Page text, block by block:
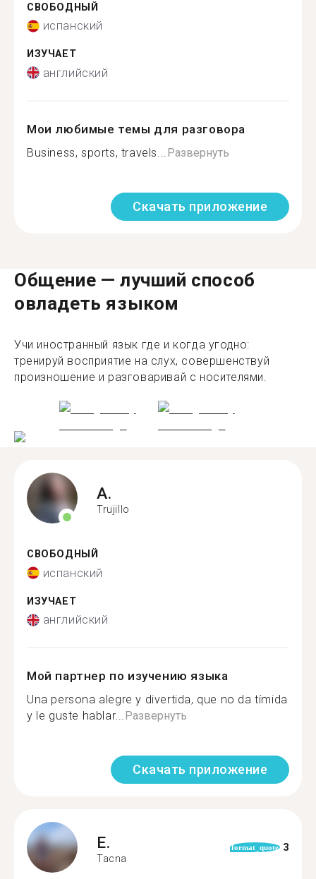
СВОБОДНЫЙ
испанский
ИЗУЧАЕТ
английский
Мои любимые темы для разговора
Business, sports, travels... Развернуть
Скачать приложение
Общение — лучший способ
овладеть языком
Учи иностранный язык где и когда угодно:
тренируй восприятие на слух, совершенствуй
произношение и разговаривай с носителями.
A.
Trujillo
СВОБОДНЫЙ
испанский
ИЗУЧАЕТ
английский
Мой партнер по изучению языка
Una persona alegre y divertida, que no da tímida
y le guste hablar...Развернуть
Скачать приложение
E.
Tacna
format_quote 3